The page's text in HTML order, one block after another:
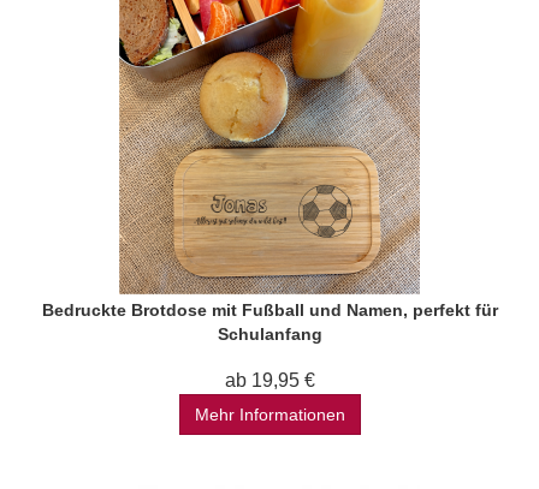
Bedruckte Brotdose mit Fußball und Namen, perfekt für
Schulanfang
ab 19,95 €
Mehr Informationen